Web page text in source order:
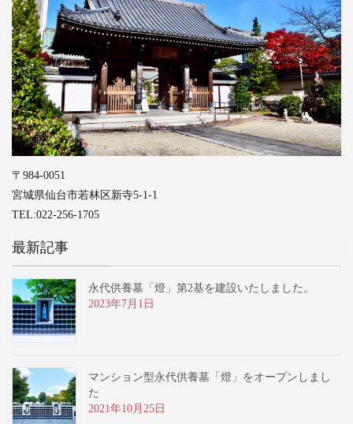
〒984-0051
宮城県仙台市若林区新寺5-1-1
TEL:022-256-1705
最新記事
永代供養墓「燈」第2基を建設いたしました。
2023年7月1日
マンション型永代供養墓「燈」をオープンしまし
た
2021年10月25日